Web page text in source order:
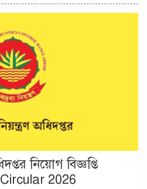
নিয়োগ বিজ্ঞপ্তি
2026